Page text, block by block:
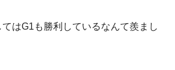
はG1も勝利しているなんて羨まし